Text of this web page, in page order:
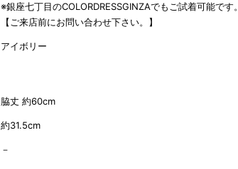
※銀座七丁目のCOLORDRESSGINZAでもご試着可能です。
【ご来店前にお問い合わせ下さい。】
アイボリー
脇丈 約60cm
約31.5cm
－